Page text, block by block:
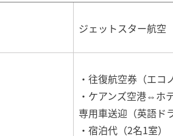
ジェットスター航空
・往復航空券（エコ
・ケアンズ空港⇔ホ
専用車送迎（英語ド
・宿泊代（2名1室）